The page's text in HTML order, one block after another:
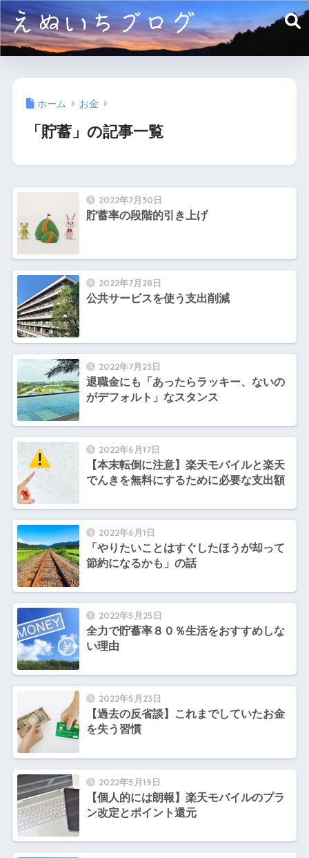
ホーム お金
「貯蓄」の記事一覧
2022年7月30日
貯蓄率の段階的引き上げ
2022年7月28日
公共サービスを使う支出削減
2022年7月23日
退職金にも「あったらラッキー、ないの
がデフォルト」なスタンス
2022年6月17日
【本末転倒に注意】楽天モバイルと楽天
でんきを無料にするために必要な支出額
2022年6月1日
「やりたいことはすぐしたほうが却って
節約になるかも」の話
2022年5月25日
全力で貯蓄率８０％生活をおすすめしな
い理由
2022年5月23日
【過去の反省談】これまでしていたお金
を失う習慣
2022年5月19日
【個人的には朗報】楽天モバイルのプラ
ン改定とポイント還元